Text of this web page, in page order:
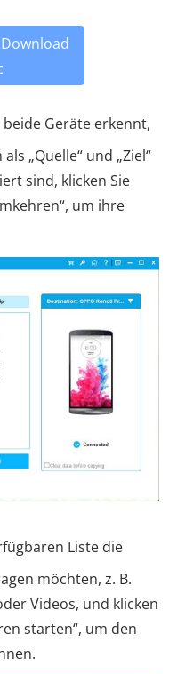
Geräte erkennt,
„Quelle“ und „Ziel“
sind, klicken Sie
um ihre
Liste die
möchten, z. B.
Videos, und klicken
starten“, um den